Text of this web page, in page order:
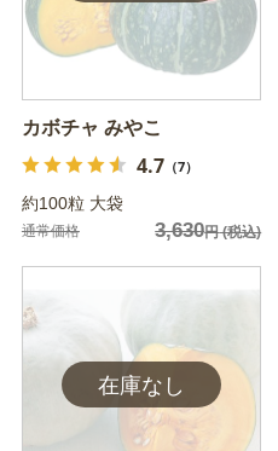
カボチャ みやこ
4.7（7）
約100粒 大袋
通常価格 3,630円(税込)